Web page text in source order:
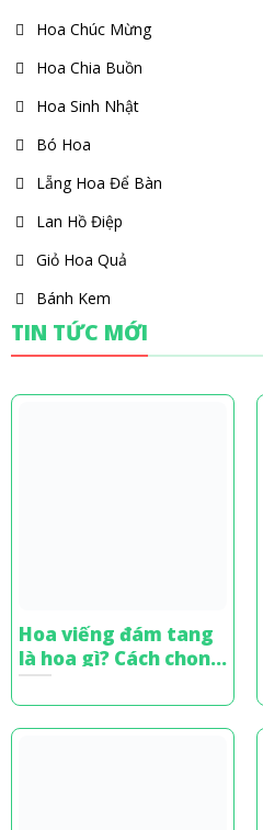
Hoa Chúc Mừng
Hoa Chia Buồn
Hoa Sinh Nhật
Bó Hoa
Lẵng Hoa Để Bàn
Lan Hồ Điệp
Giỏ Hoa Quả
Bánh Kem
TIN TỨC MỚI
Hoa viếng đám tang
là hoa gì? Cách chọn
hoa chia buồn tinh tế